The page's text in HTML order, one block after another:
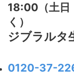
18:00（土日
く）
ジブラルタ
0120-37-